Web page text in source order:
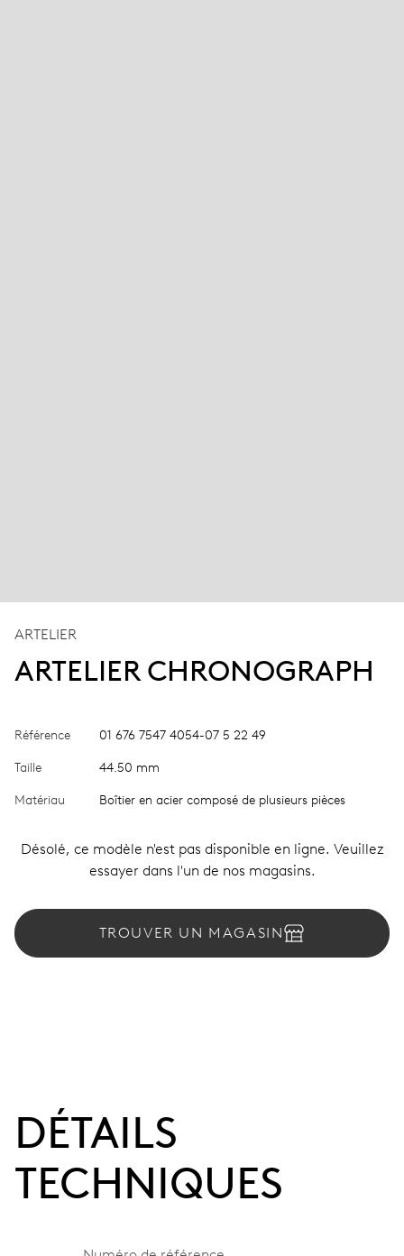
ARTELIER
ARTELIER CHRONOGRAPH
Référence 01 676 7547 4054-07 5 22 49
Taille 44.50 mm
Matériau Boîtier en acier composé de plusieurs pièces
Désolé, ce modèle n'est pas disponible en ligne. Veuillez
essayer dans l'un de nos magasins.
TROUVER UN MAGASIN
DÉTAILS
TECHNIQUES